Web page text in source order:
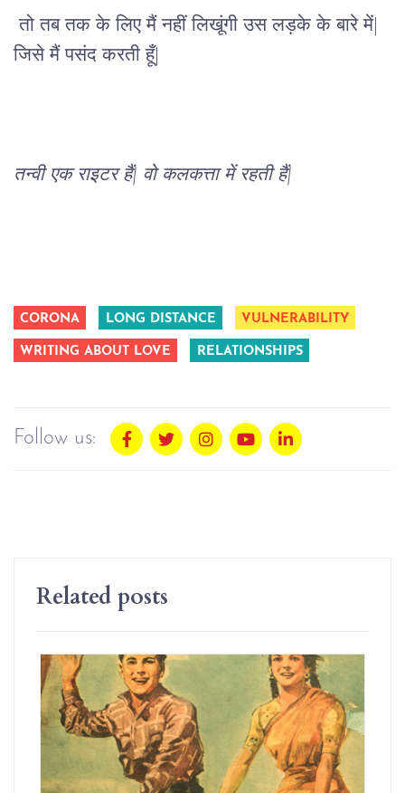
तो तब तक के लिए मैं नहीं लिखूंगी उस लड़के के बारे में|
जिसे मैं पसंद करती हूँ|
तन्वी एक राइटर हैं| वो कलकत्ता में रहती हैं|
CORONA LONG DISTANCE VULNERABILITY
WRITING ABOUT LOVE RELATIONSHIPS
Follow us:
Related posts